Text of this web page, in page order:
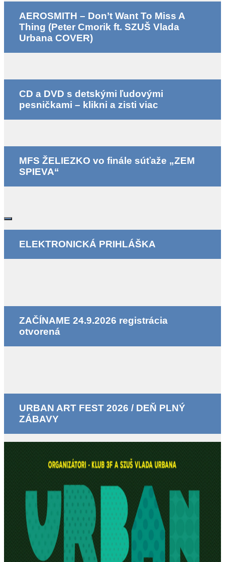
AEROSMITH – Don’t Want To Miss A
Thing (Peter Cmorik ft. SZUŠ Vlada
Urbana COVER)
CD a DVD s detskými ľudovými
pesničkami – klikni a zisti viac
MFS ŽELIEZKO vo finále súťaže „ZEM
SPIEVA“
ELEKTRONICKÁ PRIHLÁŠKA
ZAČÍNAME 24.9.2026 registrácia
otvorená
URBAN ART FEST 2026 / DEŇ PLNÝ
ZÁBAVY